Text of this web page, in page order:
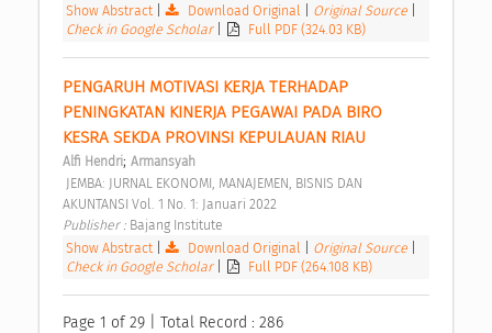
Show Abstract
Download Original Original Source
Check in Google Scholar
Full PDF (324.03 KB)
PENGARUH MOTIVASI KERJA TERHADAP
PENINGKATAN KINERJA PEGAWAI PADA BIRO
KESRA SEKDA PROVINSI KEPULAUAN RIAU
Alfi Hendri; Armansyah
AKUNTANSI Vol. 1 No. 1: Januari 2022
Publisher : Bajang Institute
Show Abstract
Download Original Original Source
Check in Google Scholar
Full PDF (264.108 KB)
Page 1 of 29 | Total Record : 286